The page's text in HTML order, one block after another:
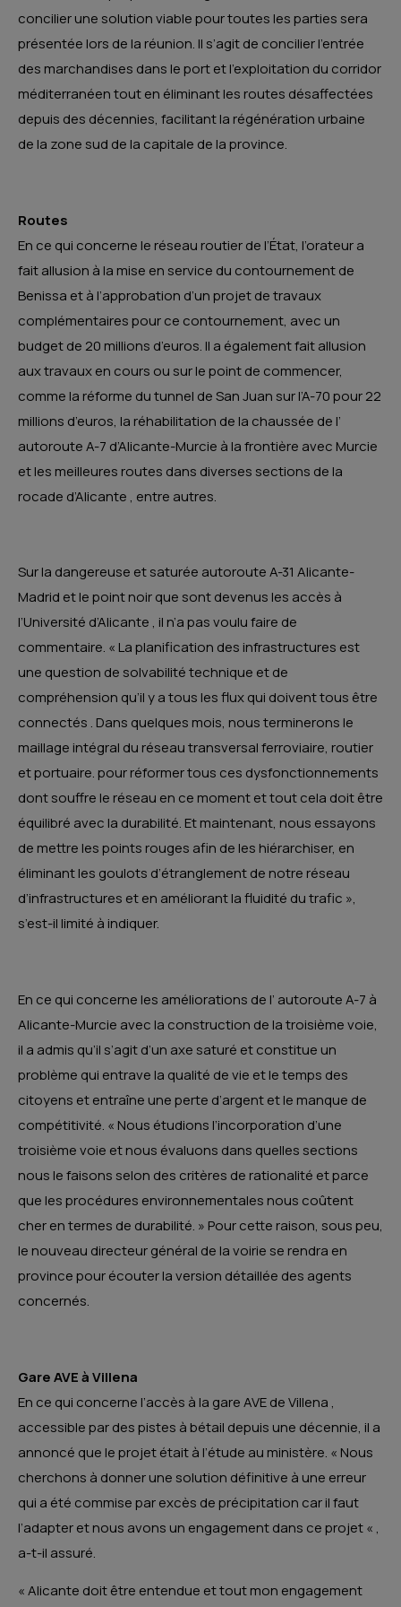
concilier une solution viable pour toutes les parties sera
présentée lors de la réunion. Il s’agit de concilier l’entrée
des marchandises dans le port et l’exploitation du corridor
méditerranéen tout en éliminant les routes désaffectées
depuis des décennies, facilitant la régénération urbaine
de la zone sud de la capitale de la province.
Routes
En ce qui concerne le réseau routier de l’État, l’orateur a
fait allusion à la mise en service du contournement de
Benissa et à l’approbation d’un projet de travaux
complémentaires pour ce contournement, avec un
budget de 20 millions d’euros. Il a également fait allusion
aux travaux en cours ou sur le point de commencer,
comme la réforme du tunnel de San Juan sur l’A-70 pour 22
millions d’euros, la réhabilitation de la chaussée de l’
autoroute A-7 d’Alicante-Murcie à la frontière avec Murcie
et les meilleures routes dans diverses sections de la
rocade d’Alicante , entre autres.
Sur la dangereuse et saturée autoroute A-31 Alicante-
Madrid et le point noir que sont devenus les accès à
l’Université d’Alicante , il n’a pas voulu faire de
commentaire. « La planification des infrastructures est
une question de solvabilité technique et de
compréhension qu’il y a tous les flux qui doivent tous être
connectés . Dans quelques mois, nous terminerons le
maillage intégral du réseau transversal ferroviaire, routier
et portuaire. pour réformer tous ces dysfonctionnements
dont souffre le réseau en ce moment et tout cela doit être
équilibré avec la durabilité. Et maintenant, nous essayons
de mettre les points rouges afin de les hiérarchiser, en
éliminant les goulots d’étranglement de notre réseau
d’infrastructures et en améliorant la fluidité du trafic »,
s’est-il limité à indiquer.
En ce qui concerne les améliorations de l’ autoroute A-7 à
Alicante-Murcie avec la construction de la troisième voie,
il a admis qu’il s’agit d’un axe saturé et constitue un
problème qui entrave la qualité de vie et le temps des
citoyens et entraîne une perte d’argent et le manque de
compétitivité. « Nous étudions l’incorporation d’une
troisième voie et nous évaluons dans quelles sections
nous le faisons selon des critères de rationalité et parce
que les procédures environnementales nous coûtent
cher en termes de durabilité. » Pour cette raison, sous peu,
le nouveau directeur général de la voirie se rendra en
province pour écouter la version détaillée des agents
concernés.
Gare AVE à Villena
En ce qui concerne l’accès à la gare AVE de Villena ,
accessible par des pistes à bétail depuis une décennie, il a
annoncé que le projet était à l’étude au ministère. « Nous
cherchons à donner une solution définitive à une erreur
qui a été commise par excès de précipitation car il faut
l’adapter et nous avons un engagement dans ce projet « ,
a-t-il assuré.
« Alicante doit être entendue et tout mon engagement